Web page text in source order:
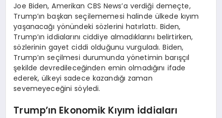
Joe Biden, Amerikan CBS News’a verdiği demeçte,
Trump’ın başkan seçilememesi halinde ülkede kıyım
yaşanacağı yönündeki sözlerini hatırlattı. Biden,
Trump’ın iddialarını ciddiye almadıklarını belirtirken,
sözlerinin gayet ciddi olduğunu vurguladı. Biden,
Trump’ın seçilmesi durumunda yönetimin barışçıl
şekilde devredileceğinden emin olmadığını ifade
ederek, ülkeyi sadece kazandığı zaman
sevemeyeceğini söyledi.
Trump’ın Ekonomik Kıyım İddiaları